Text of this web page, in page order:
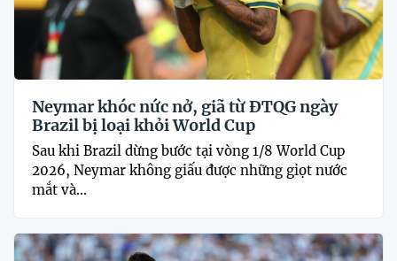
Neymar khóc nức nở, giã từ ĐTQG ngày
Brazil bị loại khỏi World Cup
Sau khi Brazil dừng bước tại vòng 1/8 World Cup
2026, Neymar không giấu được những giọt nước
mắt và...